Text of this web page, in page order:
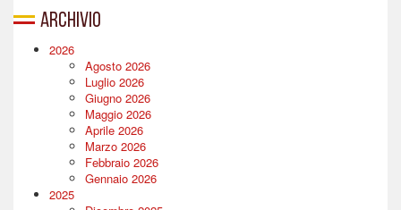
Archivio
2026
Agosto 2026
Luglio 2026
Giugno 2026
Maggio 2026
Aprile 2026
Marzo 2026
Febbraio 2026
Gennaio 2026
2025